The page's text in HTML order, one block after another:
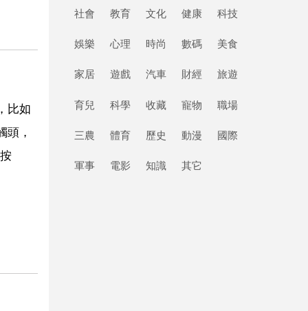
比如
頭，
社會 教育 文化 健康 科技
娛樂 心理 時尚 數碼 美食
家居 遊戲 汽車 財經 旅遊
育兒 科學 收藏 寵物 職場
三農 體育 歷史 動漫 國際
軍事 電影 知識 其它